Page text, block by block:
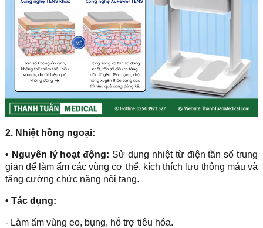
2. Nhiệt hồng ngoại:
• Nguyên lý hoạt động: Sử dụng nhiệt từ điện tần số trung
gian để làm ấm các vùng cơ thể, kích thích lưu thông máu và
tăng cường chức năng nội tạng.
• Tác dụng:
- Làm ấm vùng eo, bụng, hỗ trợ tiêu hóa.